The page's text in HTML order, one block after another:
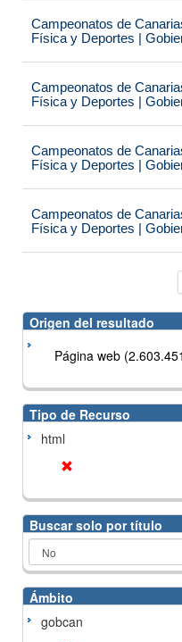
Campeonatos de
Física y Deportes |
Campeonatos de
Física y Deportes |
Campeonatos de
Física y Deportes |
Campeonatos de
Física y Deportes |
Origen del resultado
Página web
Tipo de Recurso
html
Buscar solo por título
Ámbito
gobcan